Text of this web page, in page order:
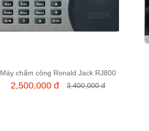
Thêm vào giỏ hàng
Máy chấm công Ronald Jack RJ800
2,500,000 đ 3,400,000 đ